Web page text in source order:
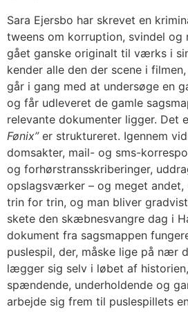
Sara Ejersbo har skrevet en
tweens om korruption, svindel
gået ganske originalt til værks i
kender alle den der scene i
går i gang med at undersøge en
og får udleveret de gamle
relevante dokumenter ligger. Det
Fønix”er struktureret. Igennem
domsakter, mail- og sms-
og forhørstransskriberinger,
opslagsværker – og meget andet,
trin for trin, og man bliver
skete den skæbnesvangre dag i
dokument fra sagsmappen
puslespil, der, måske lige på nær
lægger sig selv i løbet af
spændende, underholdende og
arbejde sig frem til puslespillets